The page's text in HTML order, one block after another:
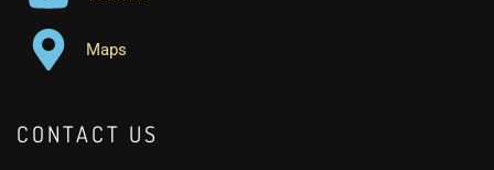
Maps
CONTACT US